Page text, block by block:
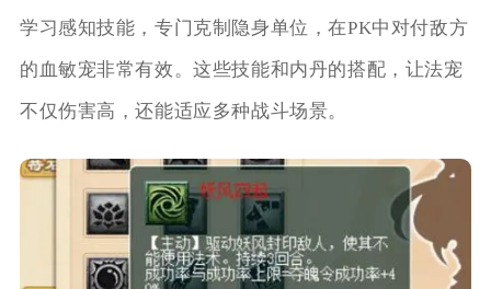
学习感知技能，专门克制隐身单位，在PK中对付敌方
的血敏宠非常有效。这些技能和内丹的搭配，让法宠
不仅伤害高，还能适应多种战斗场景。